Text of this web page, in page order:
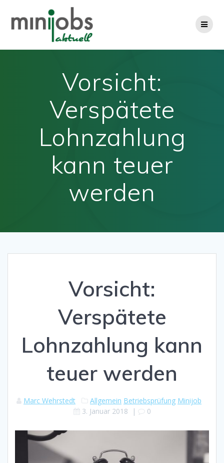
Vorsicht:
Verspätete
Lohnzahlung
kann teuer
werden
Vorsicht:
Verspätete
Lohnzahlung kann
teuer werden
Marc Wehrstedt Allgemein Betriebsprüfung Minijob
3. Januar 2018 | 0